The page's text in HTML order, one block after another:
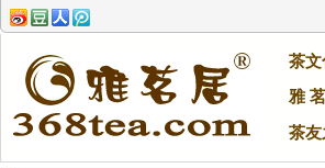
茶文
雅
茶友